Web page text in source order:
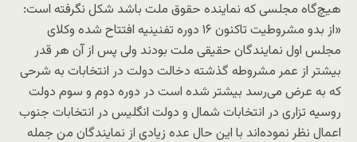
هیچ‌گاه مجلسی که نماینده حقوق ملت باشد شکل نگرفته است:
«از بدو مشروطیت تاکنون ۱۶ دوره تفنینیه افتتاح شده وکلای
مجلس اول نمایندگان حقیقی ملت بودند ولی پس از آن هر قدر
بیشتر از عمر مشروطه گذشته دخالت دولت در انتخابات به شرحی
که به عرض می‌رسد بیشتر شده‌ است در دوره دوم و سوم دولت
روسیه تزاری در انتخابات شمال و دولت انگلیس در انتخابات جنوب
اعمال نظر نموده‌اند با این حال عده زیادی از نمایندگان من جمله